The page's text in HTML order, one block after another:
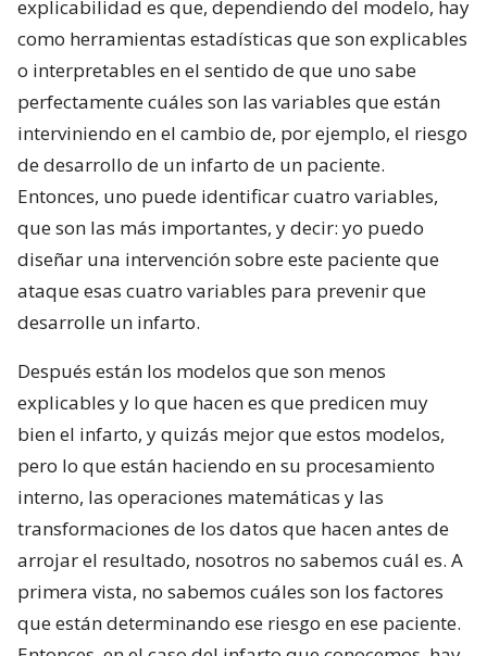
explicabilidad es que, dependiendo del modelo, hay
como herramientas estadísticas que son explicables
o interpretables en el sentido de que uno sabe
perfectamente cuáles son las variables que están
interviniendo en el cambio de, por ejemplo, el riesgo
de desarrollo de un infarto de un paciente.
Entonces, uno puede identificar cuatro variables,
que son las más importantes, y decir: yo puedo
diseñar una intervención sobre este paciente que
ataque esas cuatro variables para prevenir que
desarrolle un infarto.
Después están los modelos que son menos
explicables y lo que hacen es que predicen muy
bien el infarto, y quizás mejor que estos modelos,
pero lo que están haciendo en su procesamiento
interno, las operaciones matemáticas y las
transformaciones de los datos que hacen antes de
arrojar el resultado, nosotros no sabemos cuál es. A
primera vista, no sabemos cuáles son los factores
que están determinando ese riesgo en ese paciente.